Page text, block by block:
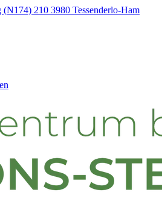
(N174) 210 3980 Tessenderlo-Ham